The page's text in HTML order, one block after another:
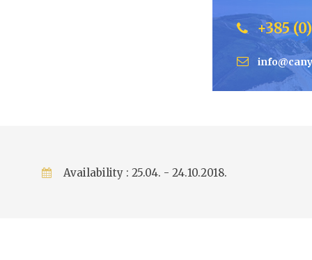
+385
Availability : 25.04. - 24.10.2018.